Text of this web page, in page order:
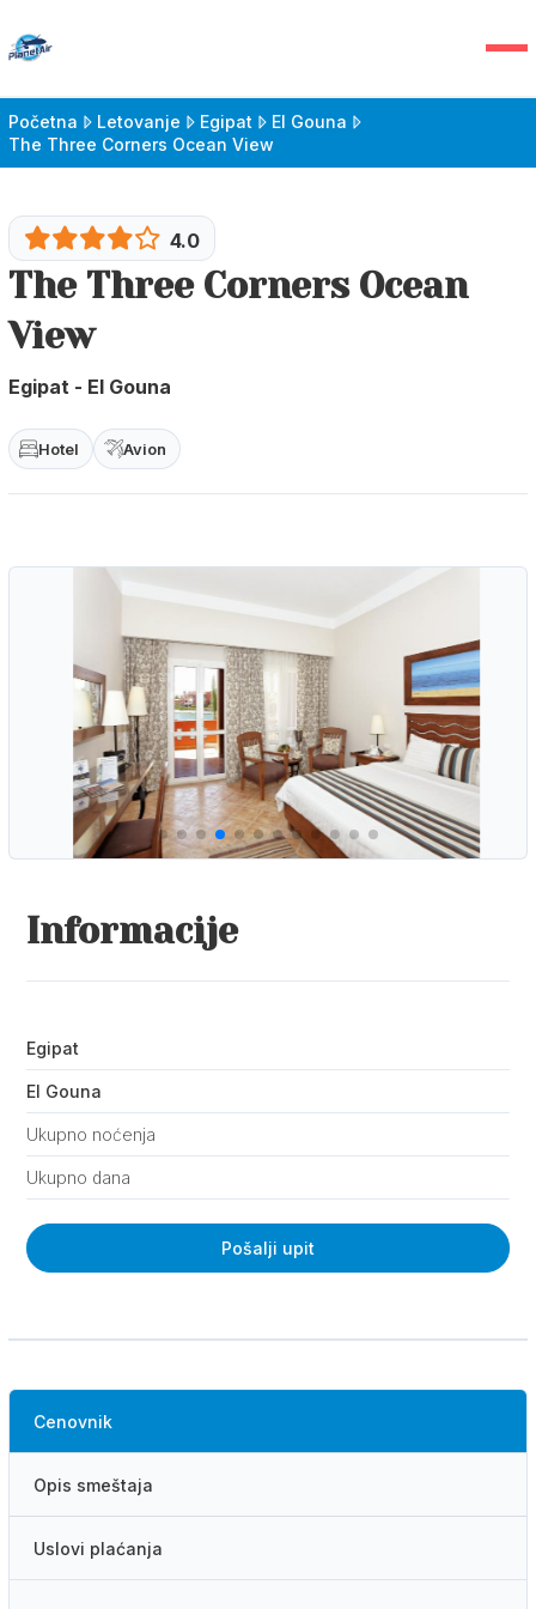
Početna Letovanje Egipat
El Gouna
The Three Corners Ocean View
The Three Corners Ocean
View
Egipat - El Gouna
4.0
Hotel Avion
Informacije
Egipat
El Gouna
Ukupno noćenja
Ukupno dana
Pošalji upit
Telefon
Email adresa
Broj odraslih putnika
Cenovnik
Opis smeštaja
Uslovi plaćanja